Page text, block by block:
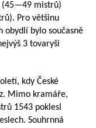
45—49 mistrů)
Pro většinu
obydlí bylo současně
3 tovaryši
kdy České
Mimo kramáře,
1543 poklesl
Souhrnná